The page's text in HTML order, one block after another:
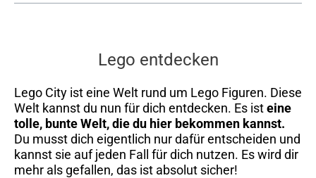
Lego entdecken
Lego City ist eine Welt rund um Lego Figuren. Diese
Welt kannst du nun für dich entdecken. Es isteine
tolle, bunte Welt, die du hier bekommen kannst.
Du musst dich eigentlich nur dafür entscheiden und
kannst sie auf jeden Fall für dich nutzen. Es wird dir
mehr als gefallen, das ist absolut sicher!